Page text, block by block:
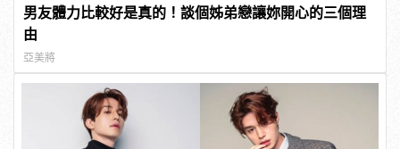
男友體力比較好是真的！談個姊弟戀讓妳開心的三個理
由
亞美將